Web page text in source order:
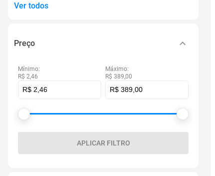
Ver todos
Preço
Mínimo:
R$ 2,46
Máximo:
R$ 389,00
APLICAR FILTRO